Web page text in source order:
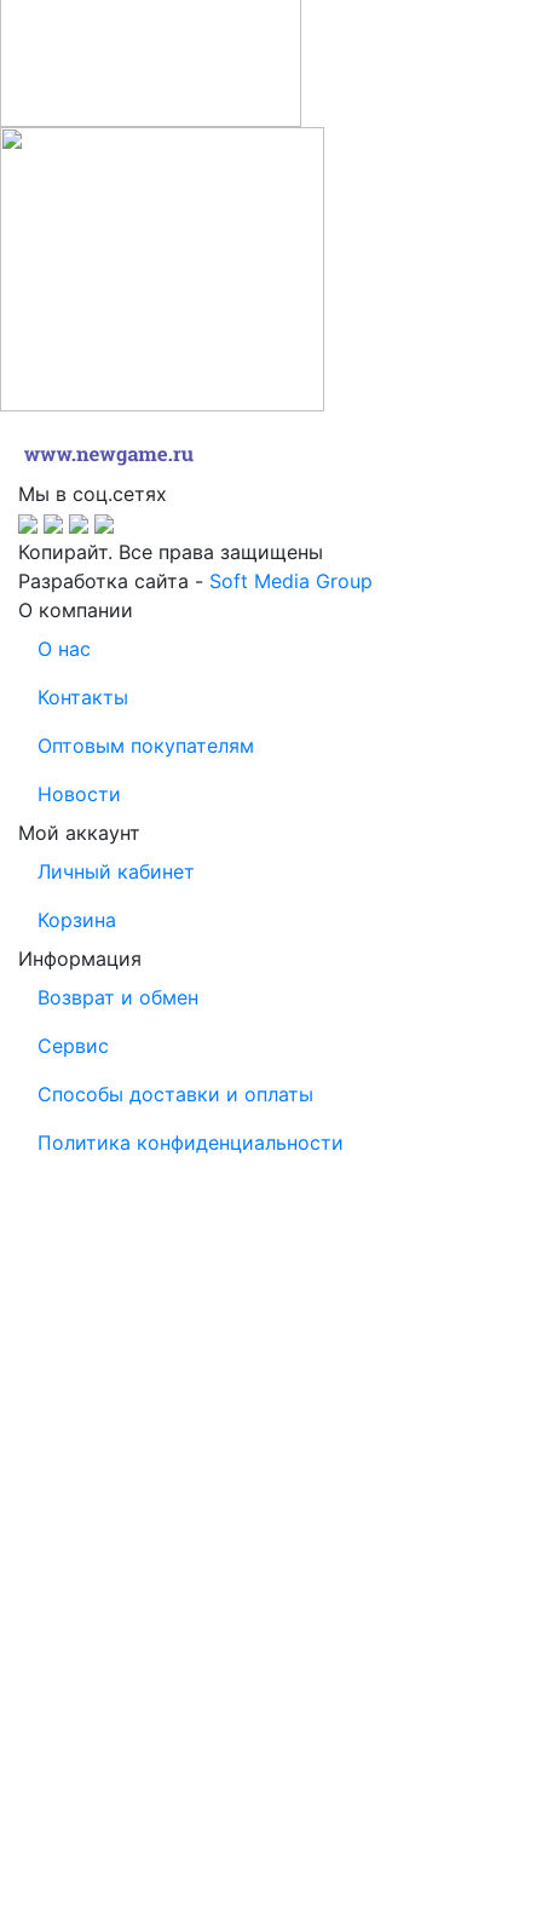
Мы в соц.сетях
Копирайт. Все права защищены
Разработка сайта - Soft Media Group
О компании
О нас
Контакты
Оптовым покупателям
Новости
Мой аккаунт
Личный кабинет
Корзина
Информация
Возврат и обмен
Сервис
Способы доставки и оплаты
Политика конфиденциальности